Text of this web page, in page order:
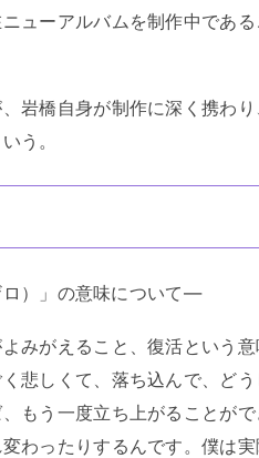
ューアルバムを制作中であ
岩橋自身が制作に深く携わ
う。
）」の意味について―
みがえること、復活という
悲しくて、落ち込んで、ど
もう一度立ち上がることが
わったりするんです。僕は